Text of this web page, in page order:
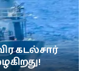
கடல்சார்